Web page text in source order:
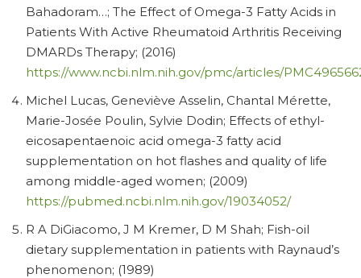
Bahadoram…; The Effect of Omega-3 Fatty Acids in
Patients With Active Rheumatoid Arthritis Receiving
DMARDs Therapy; (2016)
https://www.ncbi.nlm.nih.gov/pmc/articles/
Michel Lucas, Geneviève Asselin, Chantal Mérette,
Marie-Josée Poulin, Sylvie Dodin; Effects of ethyl-
eicosapentaenoic acid omega-3 fatty acid
supplementation on hot flashes and quality of life
among middle-aged women; (2009)
https://pubmed.ncbi.nlm.nih.gov/19034052/
R A DiGiacomo, J M Kremer, D M Shah; Fish-oil
dietary supplementation in patients with Raynaud’s
phenomenon; (1989)